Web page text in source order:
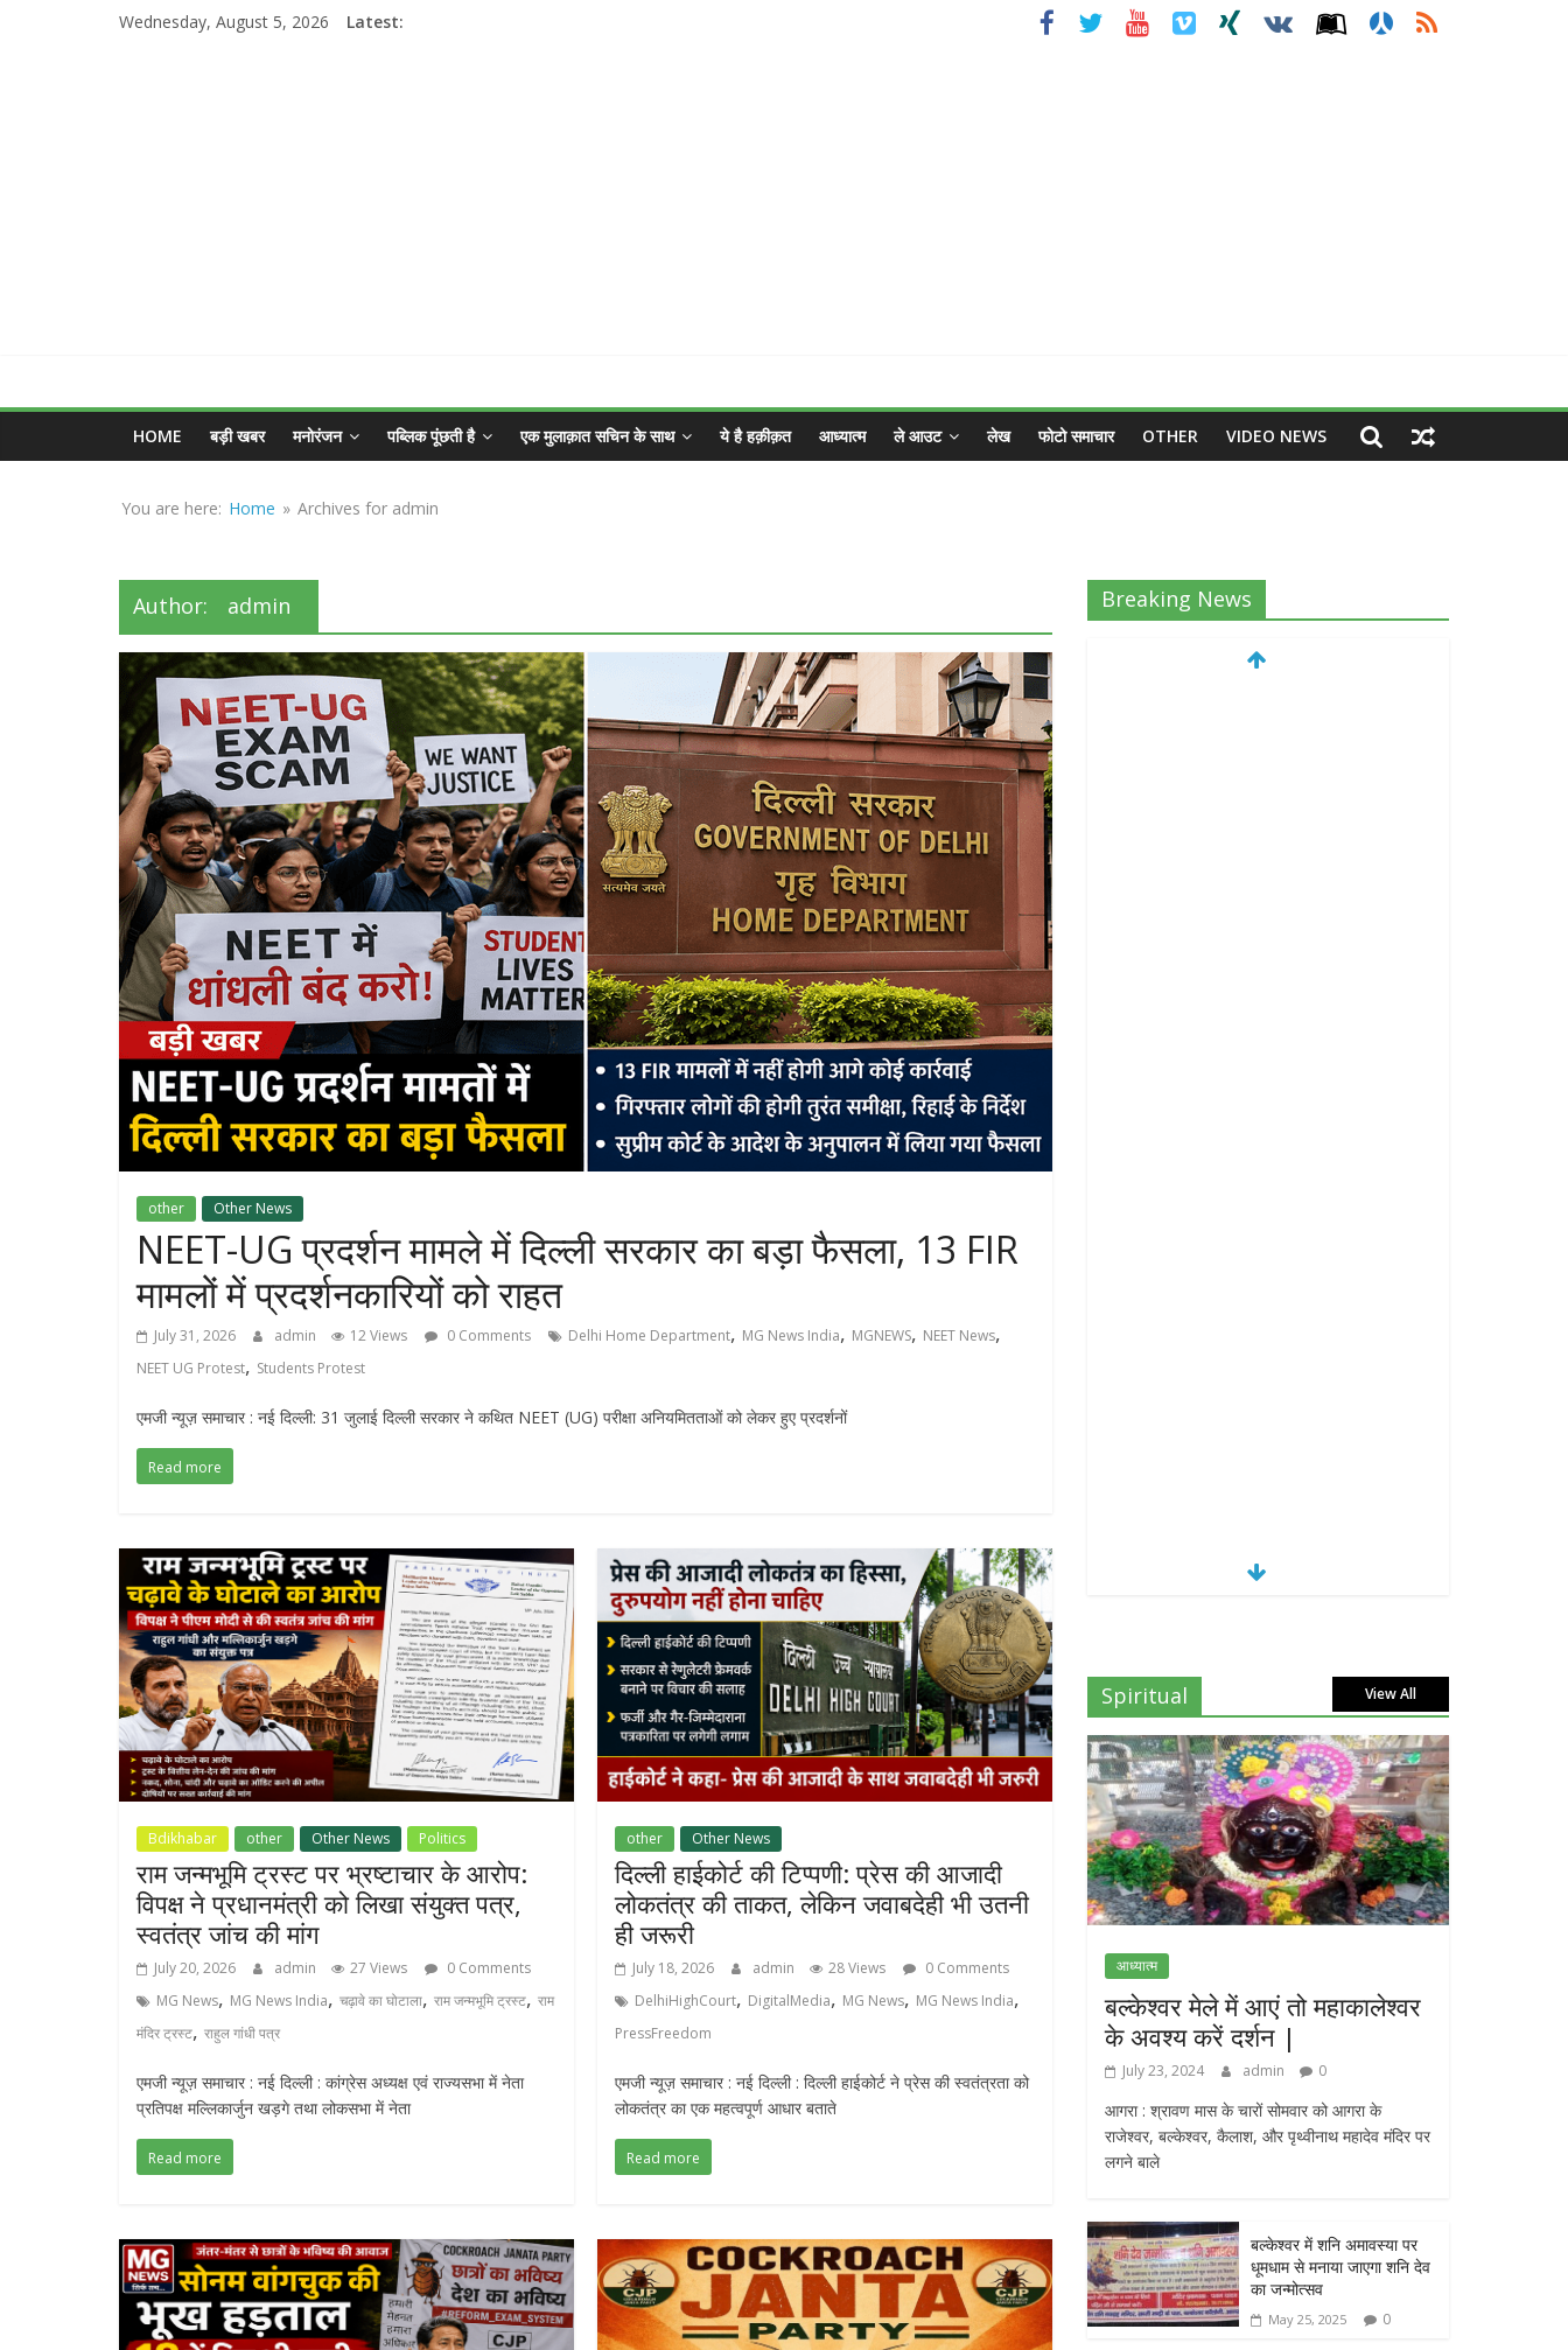
Wednesday, August 5, 2026 Latest:
MGNEWSINDIA
Sirf
HOME बड़ी खबर मनोरंजन पब्लिक पूंछती है एक मुलाक़ात सचिन के साथ ये है हक़ीक़त आध्यात्म ले आउट लेख फोटो समाचार OTHER VIDEO NEWS
You are here: Home » Archives for admin
Author: admin
other Other News
NEET-UG प्रदर्शन मामले में दिल्ली सरकार का बड़ा फैसला, 13 FIR
मामलों में प्रदर्शनकारियों को राहत
July 31, 2026 admin 12 Views 0 Comments Delhi Home Department, MG News India, MGNEWS, NEET News,
NEET UG Protest, Students Protest
एमजी न्यूज़ समाचार : नई दिल्ली: 31 जुलाई दिल्ली सरकार ने कथित NEET (UG) परीक्षा अनियमितताओं को लेकर हुए प्रदर्शनों
Read more
Bdikhabar other Other News Politics
राम जन्मभूमि ट्रस्ट पर भ्रष्टाचार के आरोप:
विपक्ष ने प्रधानमंत्री को लिखा संयुक्त पत्र,
स्वतंत्र जांच की मांग
July 20, 2026 admin 27 Views
0 Comments
MG News, MG News India, चढ़ावे का घोटाला, राम जन्मभूमि ट्रस्ट, राम
मंदिर ट्रस्ट, राहुल गांधी पत्र
एमजी न्यूज़ समाचार : नई दिल्ली : कांग्रेस अध्यक्ष एवं राज्यसभा में नेता
प्रतिपक्ष मल्लिकार्जुन खड़गे तथा लोकसभा में नेता
Read more
other Other News
दिल्ली हाईकोर्ट की टिप्पणी: प्रेस की आजादी
लोकतंत्र की ताकत, लेकिन जवाबदेही भी उतनी
ही जरूरी
July 18, 2026 admin 28 Views
0 Comments
DelhiHighCourt, DigitalMedia, MG News, MG News India,
PressFreedom
एमजी न्यूज़ समाचार : नई दिल्ली : दिल्ली हाईकोर्ट ने प्रेस की स्वतंत्रता को
लोकतंत्र का एक महत्वपूर्ण आधार बताते
Read more
Breaking News
Spiritual View All
आध्यात्म
बल्केश्वर मेले में आएं तो महाकालेश्वर
के अवश्य करें दर्शन |
July 23, 2024 admin 0
आगरा : श्रावण मास के चारों सोमवार को आगरा के
राजेश्वर, बल्केश्वर, कैलाश, और पृथ्वीनाथ महादेव मंदिर पर
लगने बाले
बल्केश्वर में शनि अमावस्या पर
धूमधाम से मनाया जाएगा शनि देव
का जन्मोत्सव
May 25, 2025 0